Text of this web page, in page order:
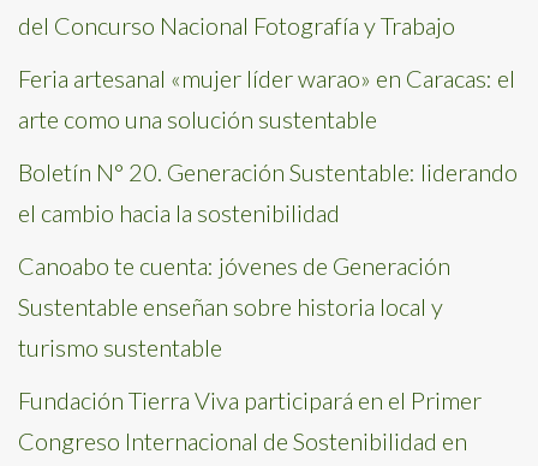
del Concurso Nacional Fotografía y Trabajo
Feria artesanal «mujer líder warao» en Caracas: el
arte como una solución sustentable
Boletín N° 20. Generación Sustentable: liderando
el cambio hacia la sostenibilidad
Canoabo te cuenta: jóvenes de Generación
Sustentable enseñan sobre historia local y
turismo sustentable
Fundación Tierra Viva participará en el Primer
Congreso Internacional de Sostenibilidad en